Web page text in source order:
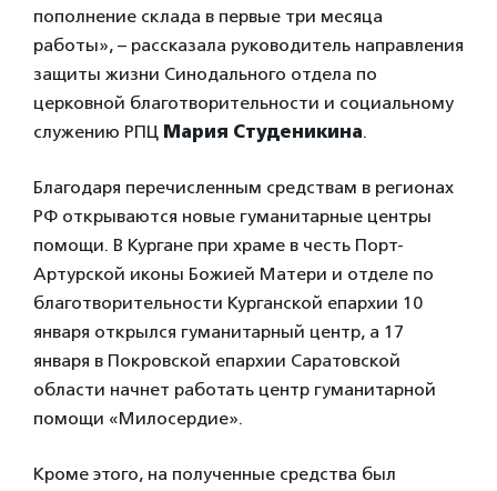
пополнение склада в первые три месяца
работы», – рассказала руководитель направления
защиты жизни Синодального отдела по
церковной благотворительности и социальному
служению РПЦ Мария Студеникина.
Благодаря перечисленным средствам в регионах
РФ открываются новые гуманитарные центры
помощи. В Кургане при храме в честь Порт-
Артурской иконы Божией Матери и отделе по
благотворительности Курганской епархии 10
января открылся гуманитарный центр, а 17
января в Покровской епархии Саратовской
области начнет работать центр гуманитарной
помощи «Милосердие».
Кроме этого, на полученные средства был